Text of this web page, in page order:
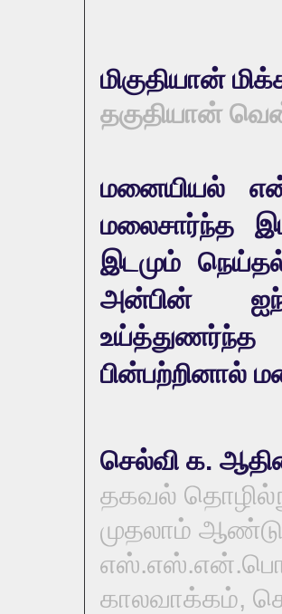
மிகுதியான்
தகுதியான்
மனையியல்
மலைசார்ந்த
இடமும்
அன்பின்
பின்பற்றினால்
செல்வி க.
தகவல்
முதலாம் ஆண்டு
காலவாக்கம்,